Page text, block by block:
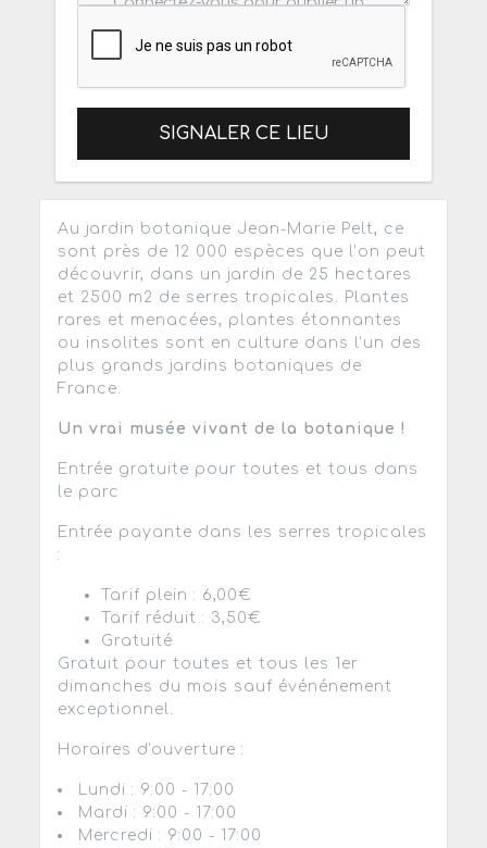
SIGNALER CE LIEU
Au jardin botanique Jean-Marie Pelt, ce
sont près de 12 000 espèces que l’on peut
découvrir, dans un jardin de 25 hectares
et 2500 m2 de serres tropicales. Plantes
rares et menacées, plantes étonnantes
ou insolites sont en culture dans l’un des
plus grands jardins botaniques de
France.
Un vrai musée vivant de la botanique !
Entrée gratuite pour toutes et tous dans
le parc
Entrée payante dans les serres tropicales
:
Tarif plein : 6,00€
Tarif réduit : 3,50€
Gratuité
Gratuit pour toutes et tous les 1er
dimanches du mois sauf événénement
exceptionnel.
Horaires d'ouverture :
Lundi : 9:00 - 17:00
Mardi : 9:00 - 17:00
Mercredi : 9:00 - 17:00